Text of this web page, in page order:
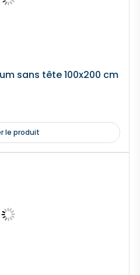
sans tête 100x200 cm
le produit